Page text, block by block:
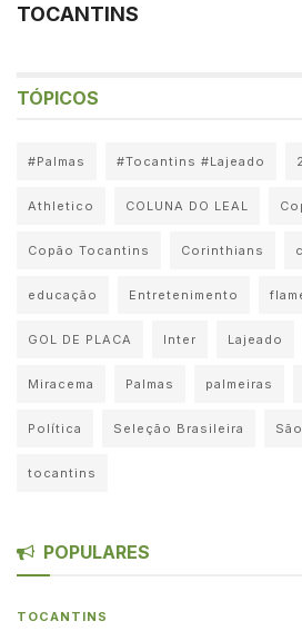
TOCANTINS
TÓPICOS
#Palmas #Tocantins #Lajeado
Athletico COLUNA DO LEAL
Copão Tocantins Corinthians
educação Entretenimento
GOL DE PLACA Inter Lajeado
Miracema Palmas palmeiras
Política Seleção Brasileira
tocantins
POPULARES
TOCANTINS